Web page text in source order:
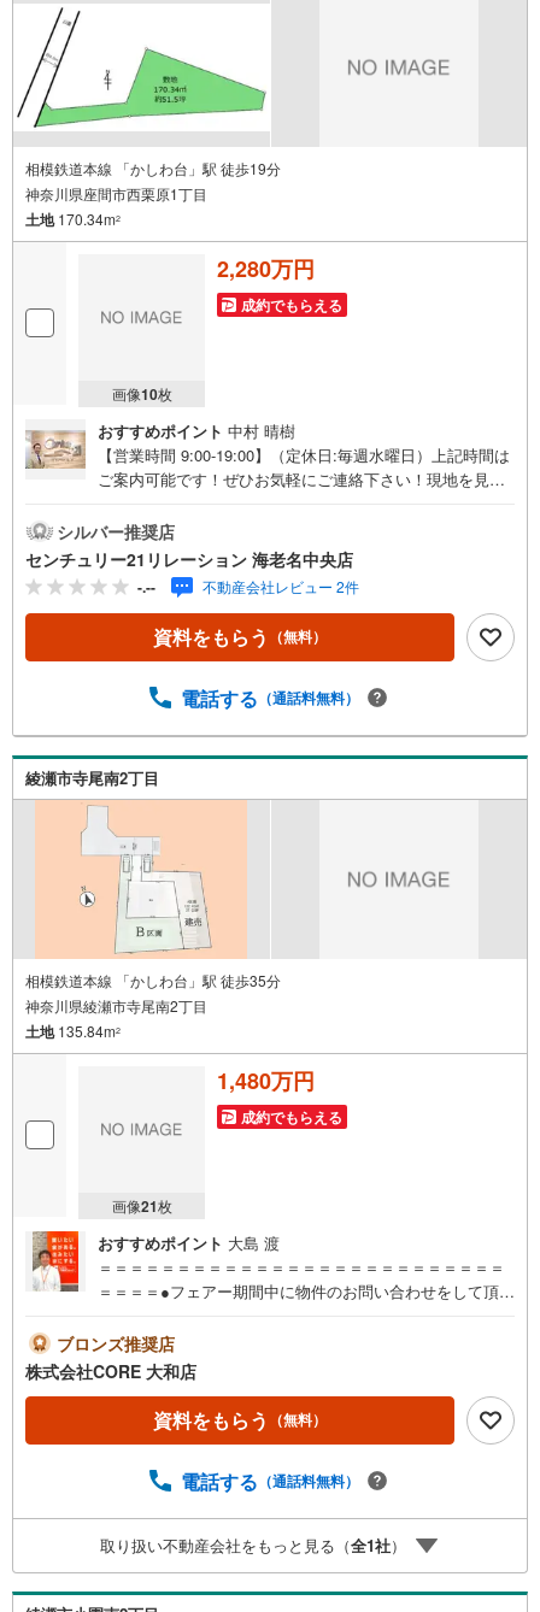
相模鉄道本線 「かしわ台」駅 徒歩19分
神奈川県座間市西栗原1丁目
土地170.34m2
画像10枚
2,280万円
成約でもらえる
おすすめポイント 中村 晴樹
【営業時間 9:00-19:00】（定休日:毎週水曜日）上記時間は
ご案内可能です！ぜひお気軽にご連絡下さい！現地を見学
りご希望の日時をご記入いただけますとスムーズにご案内
が可能です。■□センチュリー21リレーション海老名中央店
■□「海老名」駅から徒歩5分のセンチュリー21加盟店クオ
リティサービス部門で全国TOP10入賞店舗「今すぐ見た
い！」に対応可能（物件による）お迎えや現地でのお待ち
合わせも対応可能！キッズコーナー・オムツ交換台完備～
頭金はどれぐらい必要・どこの金融機関を利用したらいい
た弊社アドバイザーが丁寧にご説明致します。
シルバー推奨店
センチュリー21リレーション 海老名中央店
-.-- 不動産会社レビュー 2件
資料をもらう （無料）
電話する （通話料無料）
綾瀬市寺尾南2丁目
相模鉄道本線 「かしわ台」駅 徒歩35分
神奈川県綾瀬市寺尾南2丁目
土地135.84m2
画像21枚
1,480万円
成約でもらえる
おすすめポイント 大島 渡
＝＝＝＝＝＝＝＝＝＝＝＝＝＝＝＝＝＝＝＝＝＝＝＝＝＝
＝＝＝＝●フェアー期間中に物件のお問い合わせをして頂い
加して頂いたお客様にはギフトカード4000円分プレゼント
♪合計5000円分プレゼント♪お得に不動産を探しましょう♪
（お名前・ご住所・お ・メールアドレス必須）※詳細は当
社営業スタッフまでお問い合わせください。【営業時間 9:
30-20:00】年中無休（※年末年始除く）上記時間はお電話が
い！現地を見学される場合は「室内・現地を見学する（無
＝＝＝＝＝＝＝＝＝＝＝＝＝＝＝＝＝
ブロンズ推奨店
株式会社CORE 大和店
資料をもらう （無料）
電話する （通話料無料）
取り扱い不動産会社をもっと見る（全1社）